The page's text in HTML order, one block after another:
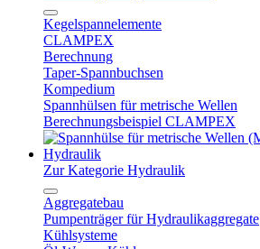
Kegelspannelemente
CLAMPEX
Berechnung
Taper-Spannbuchsen
Kompedium
Spannhülsen für metrische Wellen
Berechnungsbeispiel CLAMPEX
Hydraulik
Zur Kategorie Hydraulik
Aggregatebau
Pumpenträger für Hydraulikaggregate
Kühlsysteme